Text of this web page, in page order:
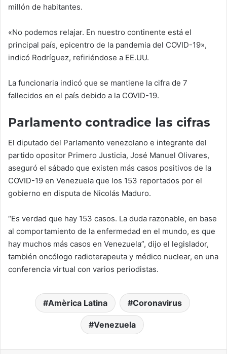
millón de habitantes.
«No podemos relajar. En nuestro continente está el
principal país, epicentro de la pandemia del COVID-19»,
indicó Rodríguez, refiriéndose a EE.UU.
La funcionaria indicó que se mantiene la cifra de 7
fallecidos en el país debido a la COVID-19.
Parlamento contradice las cifras
El diputado del Parlamento venezolano e integrante del
partido opositor Primero Justicia, José Manuel Olivares,
aseguró el sábado que existen más casos positivos de la
COVID-19 en Venezuela que los 153 reportados por el
gobierno en disputa de Nicolás Maduro.
“Es verdad que hay 153 casos. La duda razonable, en base
al comportamiento de la enfermedad en el mundo, es que
hay muchos más casos en Venezuela”, dijo el legislador,
también oncólogo radioterapeuta y médico nuclear, en una
conferencia virtual con varios periodistas.
Amèrica Latina Coronavirus
Venezuela